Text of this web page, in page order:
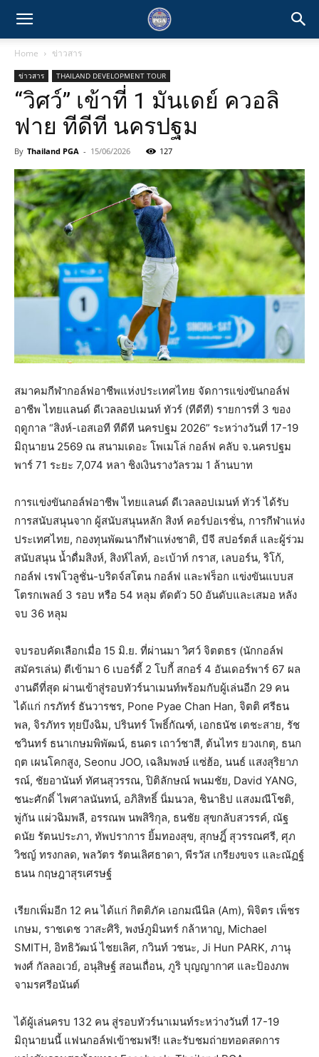
Home ข่าวสาร
ข่าวสาร THAILAND DEVELOPMENT TOUR
“วิศว์” เข้าที่ 1 มันเดย์ ควอลิ
ฟาย ทีดีที นครปฐม
By Thailand PGA - 15/06/2026 127
สมาคมกีฬากอล์ฟอาชีพแห่งประเทศไทย จัดการแข่งขันกอล์ฟ
อาชีพ ไทยแลนด์ ดีเวลลอปเมนท์ ทัวร์ (ทีดีที) รายการที่ 3 ของ
ฤดูกาล “สิงห์-เอสเอที ทีดีที นครปฐม 2026” ระหว่างวันที่ 17-19
มิถุนายน 2569 ณ สนามเดอะ โพเมโล่ กอล์ฟ คลับ จ.นครปฐม
พาร์ 71 ระยะ 7,074 หลา ชิงเงินรางวัลรวม 1 ล้านบาท
การแข่งขันกอล์ฟอาชีพ ไทยแลนด์ ดีเวลลอปเมนท์ ทัวร์ ได้รับ
การสนับสนุนจาก ผู้สนับสนุนหลัก สิงห์ คอร์ปอเรชั่น, การกีฬาแห่ง
ประเทศไทย, กองทุนพัฒนากีฬาแห่งชาติ, บีจี สปอร์ตส์ และผู้ร่วม
สนับสนุน น้ำดื่มสิงห์, สิงห์ไลท์, อะเบ้าท์ กราส, เลบอร์น, ริโก้,
กอล์ฟ เรฟโวลูชั่น-บริดจ์สโตน กอล์ฟ และฟร็อก แข่งขันแบบส
โตรกเพลย์ 3 รอบ หรือ 54 หลุม ตัดตัว 50 อันดับและเสมอ หลัง
จบ 36 หลุม
จบรอบคัดเลือกเมื่อ 15 มิ.ย. ที่ผ่านมา วิศว์ จิตตธร (นักกอล์ฟ
สมัครเล่น) ตีเข้ามา 6 เบอร์ดี้ 2 โบกี้ สกอร์ 4 อันเดอร์พาร์ 67 ผล
งานดีที่สุด ผ่านเข้าสู่รอบทัวร์นาเมนท์พร้อมกับผู้เล่นอีก 29 คน
ได้แก่ กรภัทร์ ธันวารชร, Pone Pyae Chan Han, จิตติ ศรีธน
พล, จิรภัทร ทุยบึงฉิม, ปรินทร์ โพธิ์กัณฑ์, เอกธนัช เตชะสาย, รัช
ชวินทร์ ธนาเกษมพิพัฒน์, ธนดร เถาว์ชาสี, ต้นไทร ยวงเกตุ, ธนก
ฤต เผนโคกสูง, Seonu JOO, เฉลิมพงษ์ แซ่ฮ้อ, นนธ์ แสงสุริยาภ
รณ์, ชัยอานันท์ ทัศนสุวรรณ, ปิติลักษณ์ พนมชัย, David YANG,
ชนะศักดิ์ ไพศาลนันทน์, อภิสิทธิ์ นิ่มนวล, ชินาธิป แสงมณีโชติ,
พู่กัน แผ่วฉิมพลี, อรรณพ นพสิริกุล, ธนชัย สุขกลับสวรรค์, ณัฐ
ดนัย รัตนประภา, ทัพปราการ ยิ้มทองสุข, สุกษฎิ์ สุวรรณศรี, ศุภ
วิชญ์ ทรงกลด, พลวัตร รัตนเลิศธาดา, พีรวัส เกรียงขจร และณัฏฐ์
ธนน กฤษฎาสุรเศรษฐ์
เรียกเพิ่มอีก 12 คน ได้แก่ กิตติภัค เอกมณีนิล (Am), พิจิตร เพ็ชร
เกษม, ราชเดช วาสะศิริ, พงษ์ภูมินทร์ กล้าหาญ, Michael
SMITH, อิทธิวัฒน์ ไชยเลิศ, กวินท์ วชนะ, Ji Hun PARK, ภานุ
พงศ์ กัลลอเวย์, อนุสิษฐ์ สอนเถื่อน, ภูริ บุญญากาศ และป้องภพ
จามรศรีอนันต์
ได้ผู้เล่นครบ 132 คน สู่รอบทัวร์นาเมนท์ระหว่างวันที่ 17-19
มิถุนายนนี้ แฟนกอล์ฟเข้าชมฟรี! และรับชมถ่ายทอดสดการ